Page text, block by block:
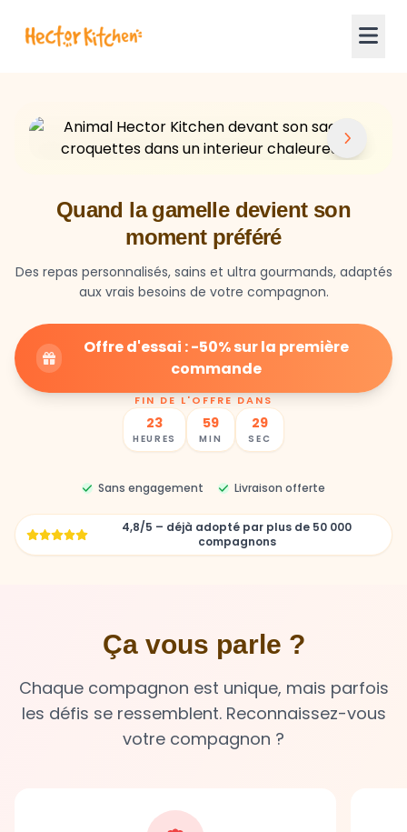
Quand la gamelle devient son
moment préféré
Des repas personnalisés, sains et ultra gourmands, adaptés
aux vrais besoins de votre compagnon.
Offre d'essai : -50% sur la première
commande
FIN DE L'OFFRE DANS
23
HEURES
59
MIN
27
SEC
Sans engagement Livraison offerte
4,8/5 – déjà adopté par plus de 50 000
compagnons
Ça vous parle ?
Chaque compagnon est unique, mais parfois
les défis se ressemblent. Reconnaissez-vous
votre compagnon ?